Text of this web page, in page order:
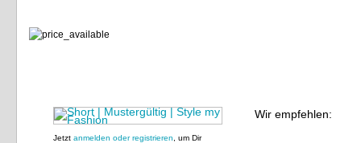
Jetzt anmelden oder registrieren , um Dir
Wir empfehlen: